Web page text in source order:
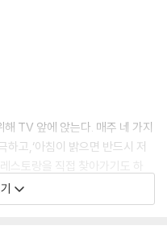
해 TV 앞에 앉는다. 매주 네 가지
고,‘아침이 밝으면 반드시 저
스토랑을 직접 찾아가기도 하
다. 그런가 하면 냉장고를 뒤져
건 어제 분명 본방 사수하며 재